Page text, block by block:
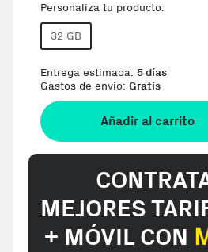
Personaliza tu producto:
32 GB
Entrega estimada: 5 días
Gastos de envio: Gratis
Añadir al carrito
MEJORES
+ MÓVIL CON